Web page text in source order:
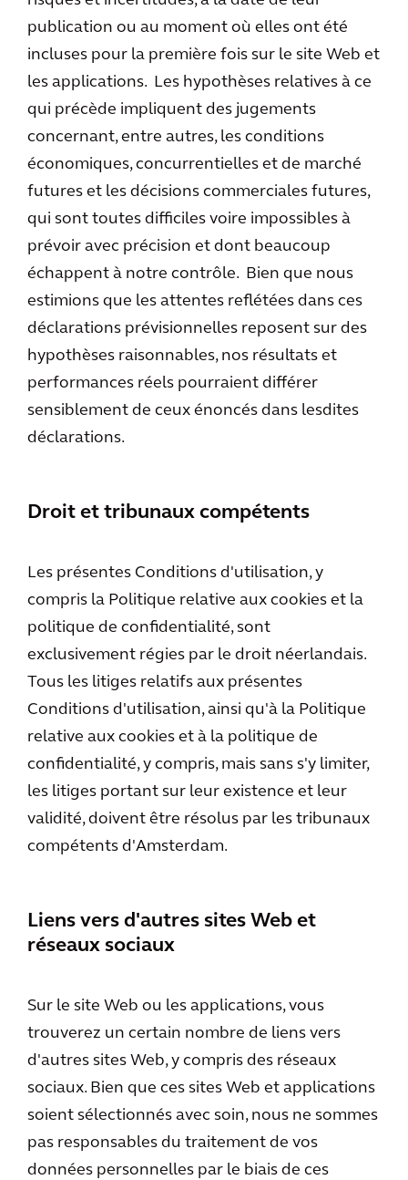
publication ou au moment où elles ont été
incluses pour la première fois sur le site Web et
les applications. Les hypothèses relatives à ce
qui précède impliquent des jugements
concernant, entre autres, les conditions
économiques, concurrentielles et de marché
futures et les décisions commerciales futures,
qui sont toutes difficiles voire impossibles à
prévoir avec précision et dont beaucoup
échappent à notre contrôle. Bien que nous
estimions que les attentes reflétées dans ces
déclarations prévisionnelles reposent sur des
hypothèses raisonnables, nos résultats et
performances réels pourraient différer
sensiblement de ceux énoncés dans lesdites
déclarations.
Droit et tribunaux compétents
Les présentes Conditions d'utilisation, y
compris la Politique relative aux cookies et la
politique de confidentialité, sont
exclusivement régies par le droit néerlandais.
Tous les litiges relatifs aux présentes
Conditions d'utilisation, ainsi qu'à la Politique
relative aux cookies et à la politique de
confidentialité, y compris, mais sans s'y limiter,
les litiges portant sur leur existence et leur
validité, doivent être résolus par les tribunaux
compétents d'Amsterdam.
Liens vers d'autres sites Web et
réseaux sociaux
Sur le site Web ou les applications, vous
trouverez un certain nombre de liens vers
d'autres sites Web, y compris des réseaux
sociaux. Bien que ces sites Web et applications
soient sélectionnés avec soin, nous ne sommes
pas responsables du traitement de vos
données personnelles par le biais de ces